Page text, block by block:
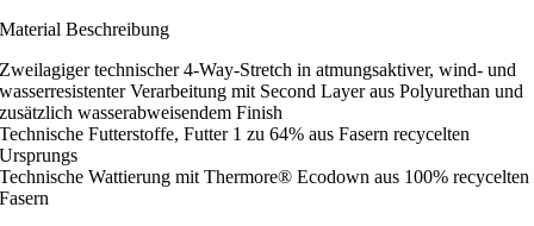
Material Beschreibung
Zweilagiger technischer 4-Way-Stretch in atmungsaktiver, wind- und
wasserresistenter Verarbeitung mit Second Layer aus Polyurethan und
zusätzlich wasserabweisendem Finish
Technische Futterstoffe, Futter 1 zu 64% aus Fasern recycelten
Ursprungs
Technische Wattierung mit Thermore® Ecodown aus 100% recycelten
Fasern